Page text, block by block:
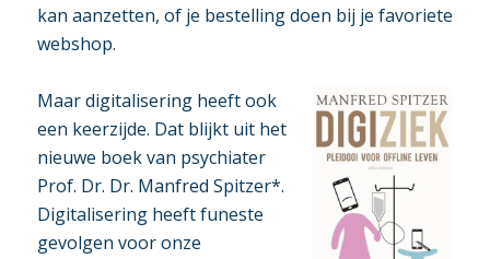
kan aanzetten, of je bestelling doen bij je favoriete
webshop.
Maar digitalisering heeft ook
een keerzijde. Dat blijkt uit het
nieuwe boek van psychiater
Prof. Dr. Dr. Manfred Spitzer*.
Digitalisering heeft funeste
gevolgen voor onze